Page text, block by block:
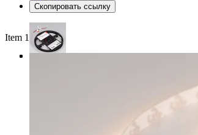
Скопировать ссылку
Item 1 of 3